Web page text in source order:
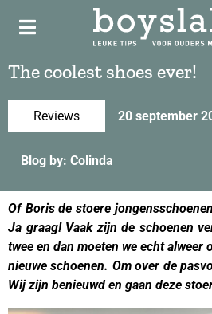
The coolest shoes ever!
Reviews 20 september
Blog by: Colinda
Of Boris de stoere
Ja graag! Vaak zijn de schoenen
twee en dan moeten we echt alweer
nieuwe schoenen. Om over de
Wij zijn benieuwd en gaan deze